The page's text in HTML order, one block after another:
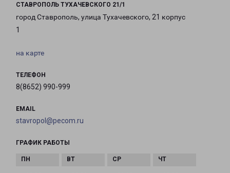
СТАВРОПОЛЬ ТУХАЧЕВСКОГО 21/1
город Ставрополь, улица Тухачевского, 21 корпус
1
на карте
ТЕЛЕФОН
8(8652) 990-999
EMAIL
stavropol@pecom.ru
ГРАФИК РАБОТЫ